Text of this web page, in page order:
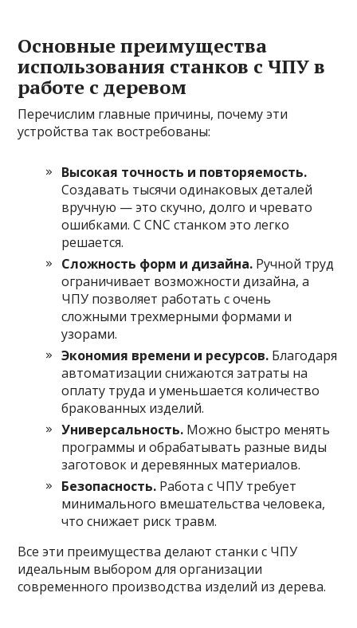
Основные преимущества
использования станков с ЧПУ в
работе с деревом
Перечислим главные причины, почему эти
устройства так востребованы:
Высокая точность и повторяемость.
Создавать тысячи одинаковых деталей
вручную — это скучно, долго и чревато
ошибками. С CNC станком это легко
решается.
Сложность форм и дизайна. Ручной труд
ограничивает возможности дизайна, а
ЧПУ позволяет работать с очень
сложными трехмерными формами и
узорами.
Экономия времени и ресурсов. Благодаря
автоматизации снижаются затраты на
оплату труда и уменьшается количество
бракованных изделий.
Универсальность. Можно быстро менять
программы и обрабатывать разные виды
заготовок и деревянных материалов.
Безопасность. Работа с ЧПУ требует
минимального вмешательства человека,
что снижает риск травм.
Все эти преимущества делают станки с ЧПУ
идеальным выбором для организации
современного производства изделий из дерева.